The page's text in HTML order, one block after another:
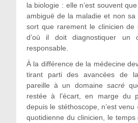
la biologie : elle n’est souvent
ambiguë de la maladie et non sa
sort que rarement le clinicien de
d’où il doit diagnostiquer un
responsable.
À la différence de la médecine
tirant parti des avancées de
pareille à un domainesacré
restée à l’écart, en marge du
depuis le stéthoscope, n’est
quotidienne du clinicien, le temps